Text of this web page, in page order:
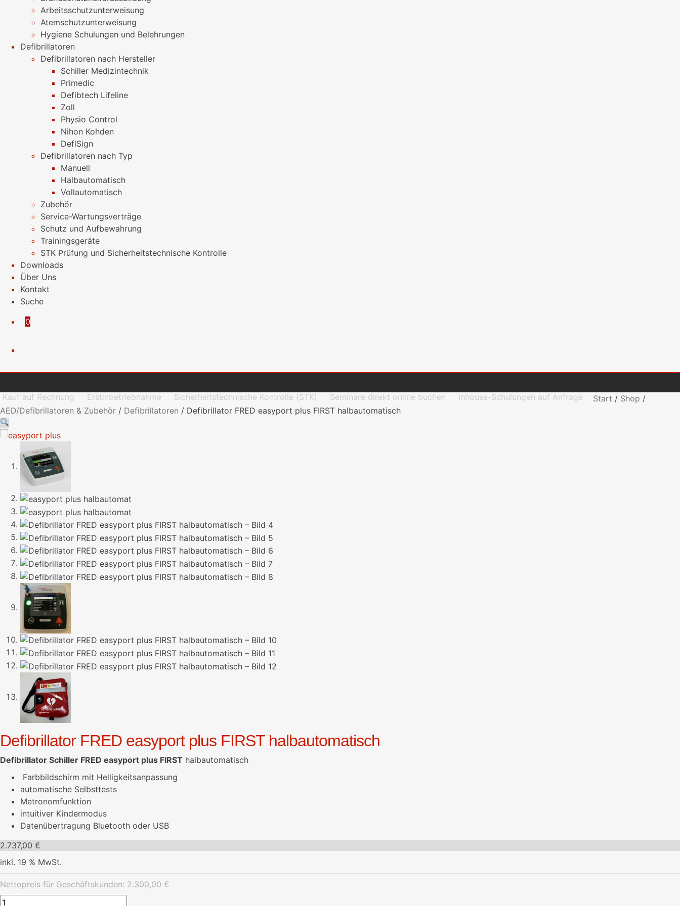
Arbeitsschutzunterweisung
Atemschutzunterweisung
Hygiene Schulungen und Belehrungen
Defibrillatoren
Defibrillatoren nach Hersteller
Schiller Medizintechnik
Primedic
Defibtech Lifeline
Zoll
Physio Control
Nihon Kohden
DefiSign
Defibrillatoren nach Typ
Manuell
Halbautomatisch
Vollautomatisch
Zubehör
Service-Wartungsverträge
Schutz und Aufbewahrung
Trainingsgeräte
STK Prüfung und Sicherheitstechnische Kontrolle
Downloads
Über Uns
Kontakt
Suche
0
Kauf auf Rechnung Erstinbetriebnahme Sicherheitstechnische Kontrolle (STK) Seminare direkt online buchen Inhouse-Schulungen auf Anfrage Start / Shop /
AED/Defibrillatoren & Zubehör / Defibrillatoren / Defibrillator FRED easyport plus FIRST halbautomatisch
Defibrillator FRED easyport plus FIRST halbautomatisch
Defibrillator Schiller FRED easyport plus FIRST halbautomatisch
Farbbildschirm mit Helligkeitsanpassung
automatische Selbsttests
Metronomfunktion
intuitiver Kindermodus
Datenübertragung Bluetooth oder USB
2.737,00 €
inkl. 19 % MwSt.
Nettopreis für Geschäftskunden: 2.300,00 €
Defibrillator